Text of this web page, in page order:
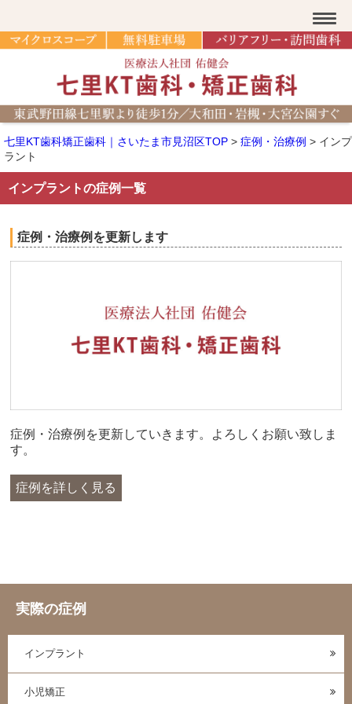
七里KT歯科矯正歯科｜さいたま市見沼区TOP > 症例・治療例 > インプ
ラント
インプラントの症例一覧
症例・治療例を更新します
症例・治療例を更新していきます。よろしくお願い致しま
す。
症例を詳しく見る
実際の症例
インプラント
小児矯正